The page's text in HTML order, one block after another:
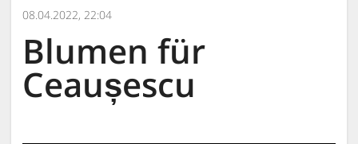
08.04.2022, 22:04
Blumen für
Ceaușescu